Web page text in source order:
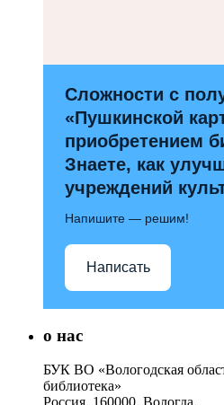
Сложности с
«Пушкинской
приобретением
Знаете, как
учреждений
Напишите — решим!
Написать
о нас
БУК ВО «Вологодская
библиотека»